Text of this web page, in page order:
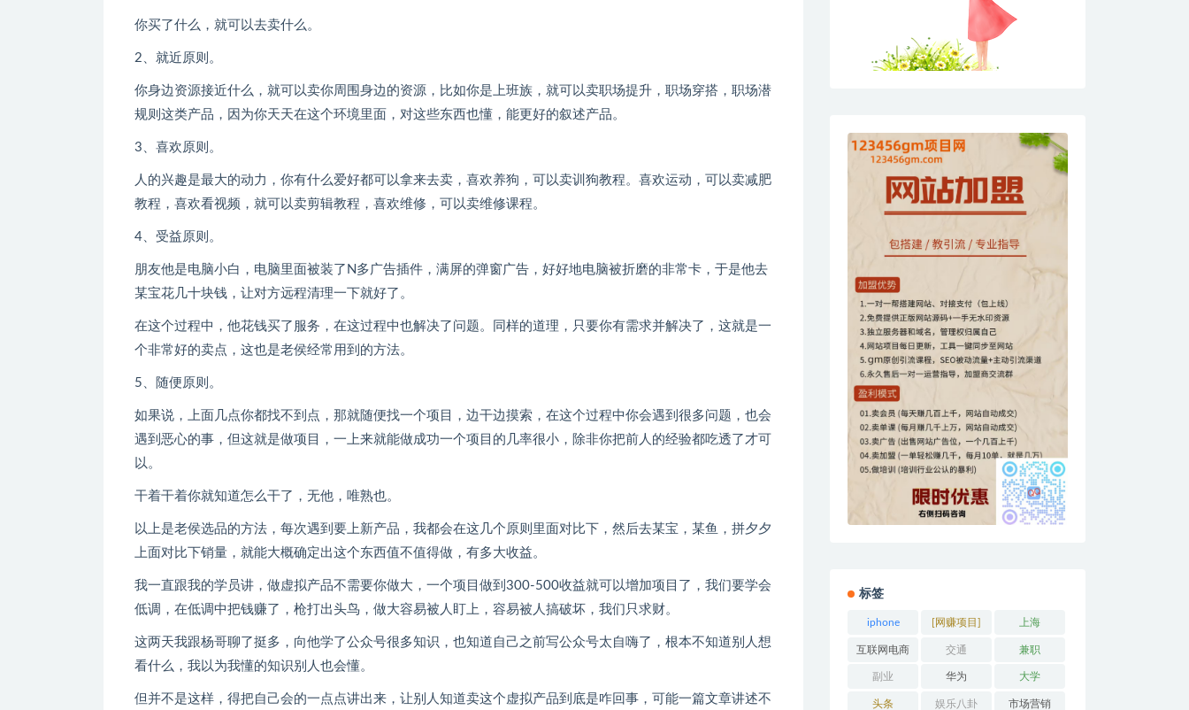
你买了什么，就可以去卖什么。
2、就近原则。
你身边资源接近什么，就可以卖你周围身边的资源，比如你是上班族，就可以卖职场提升，职场穿搭，职场潜
规则这类产品，因为你天天在这个环境里面，对这些东西也懂，能更好的叙述产品。
3、喜欢原则。
人的兴趣是最大的动力，你有什么爱好都可以拿来去卖，喜欢养狗，可以卖训狗教程。喜欢运动，可以卖减肥
教程，喜欢看视频，就可以卖剪辑教程，喜欢维修，可以卖维修课程。
4、受益原则。
朋友他是电脑小白，电脑里面被装了N多广告插件，满屏的弹窗广告，好好地电脑被折磨的非常卡，于是他去
某宝花几十块钱，让对方远程清理一下就好了。
在这个过程中，他花钱买了服务，在这过程中也解决了问题。同样的道理，只要你有需求并解决了，这就是一
个非常好的卖点，这也是老侯经常用到的方法。
5、随便原则。
如果说，上面几点你都找不到点，那就随便找一个项目，边干边摸索，在这个过程中你会遇到很多问题，也会
遇到恶心的事，但这就是做项目，一上来就能做成功一个项目的几率很小，除非你把前人的经验都吃透了才可
以。
干着干着你就知道怎么干了，无他，唯熟也。
以上是老侯选品的方法，每次遇到要上新产品，我都会在这几个原则里面对比下，然后去某宝，某鱼，拼夕夕
上面对比下销量，就能大概确定出这个东西值不值得做，有多大收益。
我一直跟我的学员讲，做虚拟产品不需要你做大，一个项目做到300-500收益就可以增加项目了，我们要学会
低调，在低调中把钱赚了，枪打出头鸟，做大容易被人盯上，容易被人搞破坏，我们只求财。
这两天我跟杨哥聊了挺多，向他学了公众号很多知识，也知道自己之前写公众号太自嗨了，根本不知道别人想
看什么，我以为我懂的知识别人也会懂。
但并不是这样，得把自己会的一点点讲出来，让别人知道卖这个虚拟产品到底是咋回事，可能一篇文章讲述不
标签
iphone [网赚项目] 上海
互联网电商 交通 兼职
副业 华为 大学
头条 娱乐八卦 市场营销